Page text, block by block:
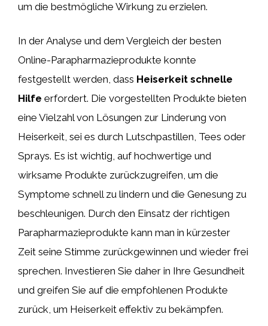
um die bestmögliche Wirkung zu erzielen.
In der Analyse und dem Vergleich der besten
Online-Parapharmazieprodukte konnte
festgestellt werden, dass Heiserkeit schnelle
Hilfe erfordert. Die vorgestellten Produkte bieten
eine Vielzahl von Lösungen zur Linderung von
Heiserkeit, sei es durch Lutschpastillen, Tees oder
Sprays. Es ist wichtig, auf hochwertige und
wirksame Produkte zurückzugreifen, um die
Symptome schnell zu lindern und die Genesung zu
beschleunigen. Durch den Einsatz der richtigen
Parapharmazieprodukte kann man in kürzester
Zeit seine Stimme zurückgewinnen und wieder frei
sprechen. Investieren Sie daher in Ihre Gesundheit
und greifen Sie auf die empfohlenen Produkte
zurück, um Heiserkeit effektiv zu bekämpfen.